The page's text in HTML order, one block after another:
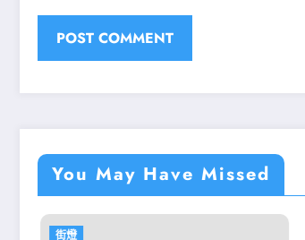
You May Have Missed